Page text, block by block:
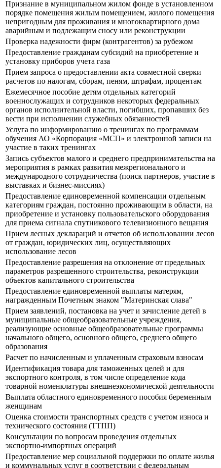
Признание в муниципальном жилом фонде в установленном
порядке помещения жилым помещением, жилого помещения
непригодным для проживания и многоквартирного дома
аварийным и подлежащим сносу или реконструкции
Проверка надежности фирм (контрагентов) за рубежом
Предоставление гражданам субсидий на приобретение и
установку приборов учета газа
Прием запроса о предоставлении акта совместной сверки
расчетов по налогам, сборам, пеням, штрафам, процентам
Ежемесячное пособие детям отдельных категорий
военнослужащих и сотрудников некоторых федеральных
органов исполнительной власти, погибших, пропавших без
вести при исполнении служебных обязанностей
Услуга по информированию о тренингах по программам
обучения АО «Корпорация «МСП» и электронной записи на
участие в таких тренингах
Запись субъектов малого и среднего предпринимательства на
мероприятия в рамках развития межрегионального и
международного сотрудничества (поиск партнеров, участие в
выставках и бизнес-миссиях)
Предоставление единовременной компенсации отдельным
категориям граждан, постоянно проживающим в области, на
приобретение и установку пользовательского оборудования
для приема сигнала спутникового телевизионного вещания
Прием лесных деклараций и отчетов об использовании лесов
от граждан, юридических лиц, осуществляющих
использование лесов
Предоставление разрешения на отклонение от предельных
параметров разрешенного строительства, реконструкции
объектов капитального строительства
Предоставление единовременной выплаты матерям,
награжденным Почетным знаком "Материнская слава"
Прием заявлений, постановка на учет и зачисление детей в
муниципальные общеобразовательные учреждения,
реализующие основные общеобразовательные программы
начального общего, основного общего, среднего общего
образования
Расчет по начисленным и уплаченным страховым взносам
Идентификация товара для таможенных целей и для
экспортного контроля, в том числе определение кода
товарной номенклатуры внешнеэкономической деятельности
Выплата областного единовременного пособия беременным
женщинам
Оценка стоимости транспортных средств с учетом износа и
технического состояния (ТТПП)
Консультации по вопросам проведения отдельных
экспортно-импортных операций
Предоставление мер социальной поддержки по оплате жилья
и коммунальных услуг в соответствии с федеральным